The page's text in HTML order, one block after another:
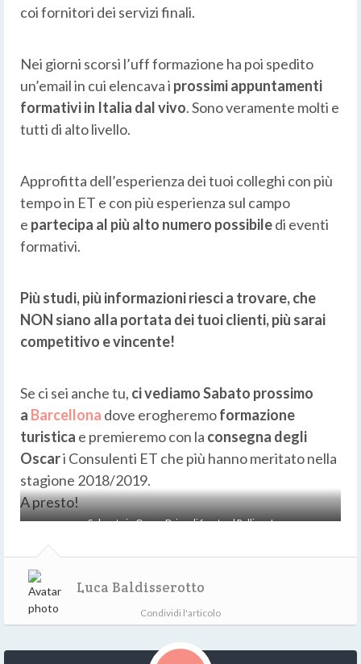
coi fornitori dei servizi finali.
Nei giorni scorsi l’uff formazione ha poi spedito
un’email in cui elencava i prossimi appuntamenti
formativi in Italia dal vivo. Sono veramente molti e
tutti di alto livello.
Approfitta dell’esperienza dei tuoi colleghi con più
tempo in ET e con più esperienza sul campo
e partecipa al più alto numero possibiledi eventi
formativi.
Più studi, più informazioni riesci a trovare, che
NON siano alla portata dei tuoi clienti, più sarai
competitivo e vincente!
Se ci sei anche tu, ci vediamo Sabato prossimo
a Barcellona dove erogheremoformazione
turistica e premieremo con la consegna degli
Oscari Consulenti ET che più hanno meritato nella
stagione 2018/2019.
A presto!
Sul prato in Ocean Drive di fronte al Pellican!
Luca Baldisserotto
Condividi l'articolo